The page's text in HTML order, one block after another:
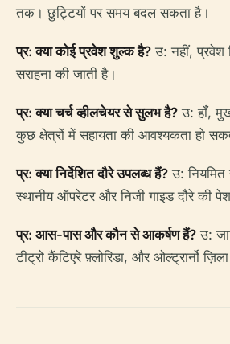
तक। छुट्टियों पर समय बदल सकता है।
प्र: क्या कोई प्रवेश शुल्क है? उ: नहीं, प्रवेश
सराहना की जाती है।
प्र: क्या चर्च व्हीलचेयर से सुलभ है? उ: हाँ,
कुछ क्षेत्रों में सहायता की आवश्यकता हो
प्र: क्या निर्देशित दौरे उपलब्ध हैं? उ:
स्थानीय ऑपरेटर और निजी गाइड दौरे की
प्र: आस-पास और कौन से आकर्षण हैं? उ:
टीट्रो कैंटिएरे फ़्लोरिडा, और ओल्ट्रार्नो